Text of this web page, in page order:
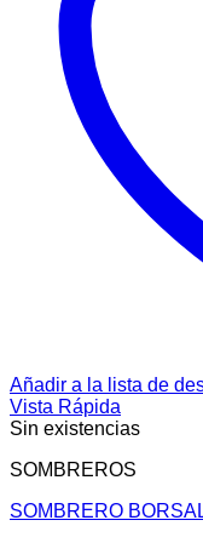
Añadir a la lista de
Vista Rápida
Sin existencias
SOMBREROS
SOMBRERO